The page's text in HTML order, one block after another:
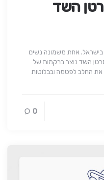
השד
אחת משמונה נשים
השד נוצר ברקמות של
את החלב לפטמה ובבלוטות
0